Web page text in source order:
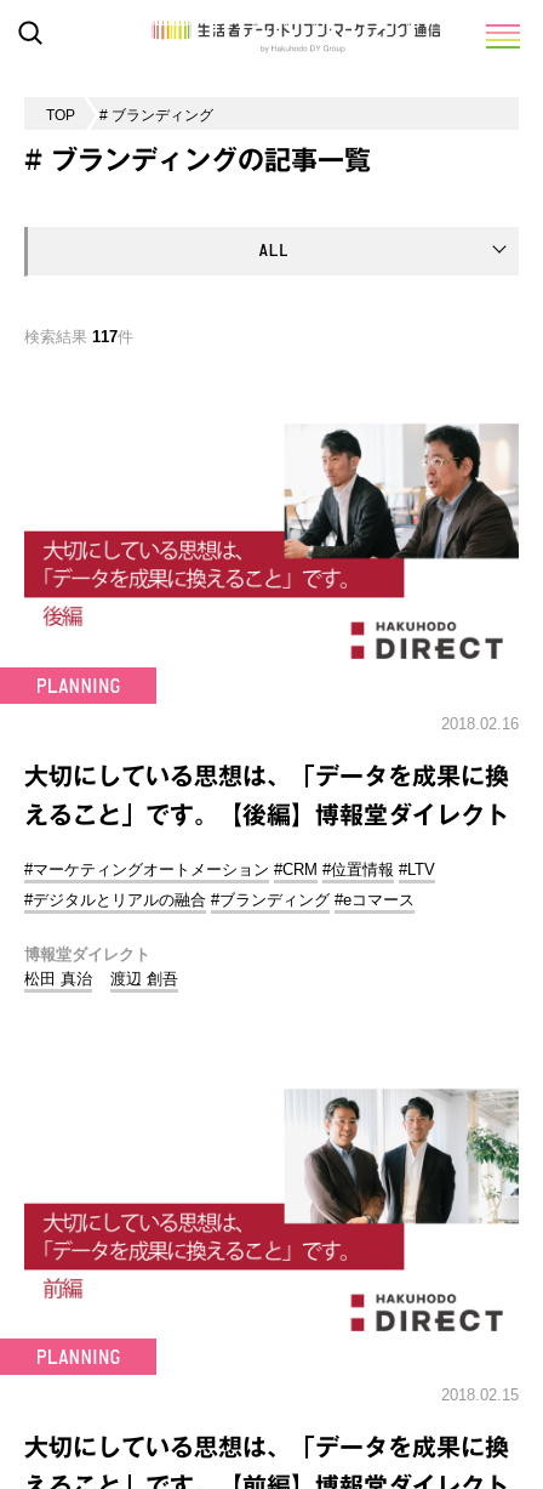
TOP # ブランディング
# ブランディングの記事一覧
検索結果 117件
2018.02.16
大切にしている思想は、「データを成果に換
えること」です。【後編】博報堂ダイレクト
#マーケティングオートメーション #CRM #位置情報 #LTV
#デジタルとリアルの融合 #ブランディング #eコマース
博報堂ダイレクト
松田 真治
渡辺 創吾
2018.02.15
大切にしている思想は、「データを成果に換